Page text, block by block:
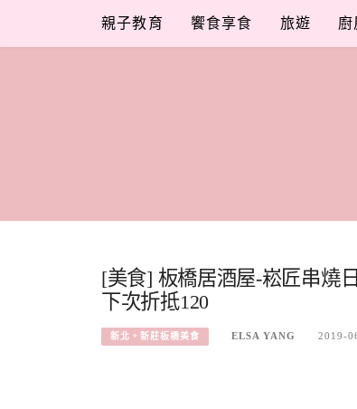
content
親子教育 饗食享食 旅遊 廚
[美食] 板橋居酒屋-崧匠串燒
下次折抵120
新北。新莊板橋美食 ELSA YANG 2019-